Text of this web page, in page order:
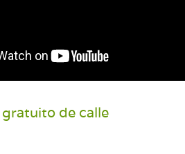
de calle